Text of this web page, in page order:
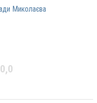
Миколаєва
0,0